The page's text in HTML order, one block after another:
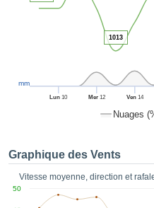
de
des
de très
CONTINUER
Nuages
Lun 10 Mer12 Ven14
mm
1013
Graphique des Vents
Vitesse moyenne, direction et
50